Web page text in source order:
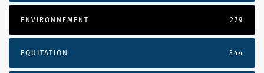
ENVIRONNEMENT 279
EQUITATION 344